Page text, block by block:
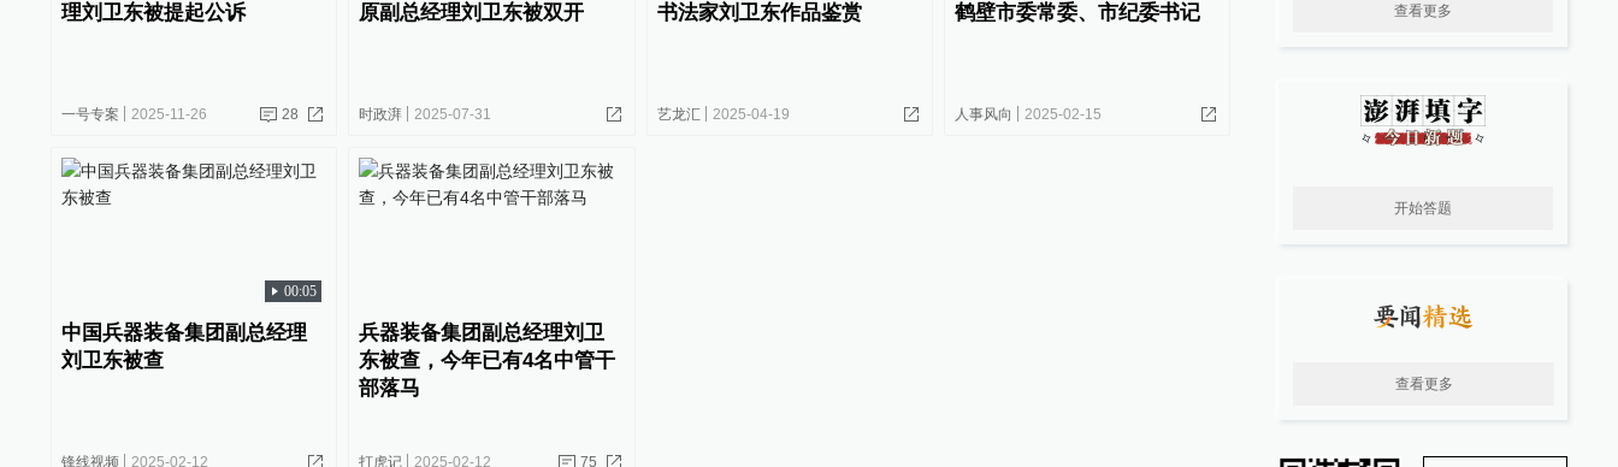
理刘卫东被提起公诉
一号专案 2025-11-26 28
原副总经理刘卫东被双开
时政湃 2025-07-31
书法家刘卫东作品鉴赏
艺龙汇 2025-04-19
鹤壁市委常委、市纪委书记
人事风向 2025-02-15
00:05
中国兵器装备集团副总经理
刘卫东被查
锋线视频 2025-02-12
兵器装备集团副总经理刘卫
东被查，今年已有4名中管干
部落马
打虎记 2025-02-12 75
查看更多
开始答题
查看更多